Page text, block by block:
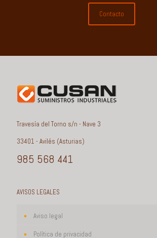
Contacto
Travesía del Torno s/n - Nave 3
33401 - Avilés (Asturias)
985 568 441
AVISOS LEGALES
Aviso legal
Política de privacidad